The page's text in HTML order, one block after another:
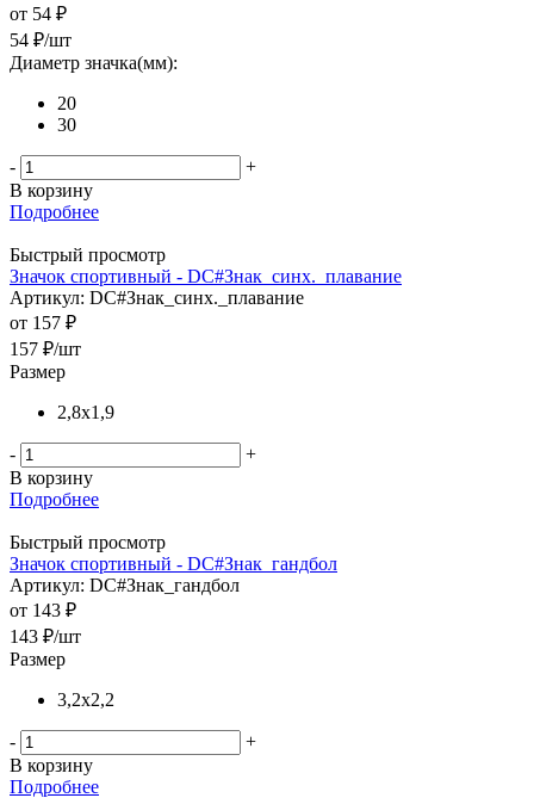
от 54 ₽
54 ₽/шт
Диаметр значка(мм):
20
30
-
+
В корзину
Подробнее
Быстрый просмотр
Значок спортивный - DC#Знак_синх._плавание
Артикул: DC#Знак_синх._плавание
от 157 ₽
157 ₽/шт
Размер
2,8x1,9
-
+
В корзину
Подробнее
Быстрый просмотр
Значок спортивный - DC#Знак_гандбол
Артикул: DC#Знак_гандбол
от 143 ₽
143 ₽/шт
Размер
3,2x2,2
-
+
В корзину
Подробнее